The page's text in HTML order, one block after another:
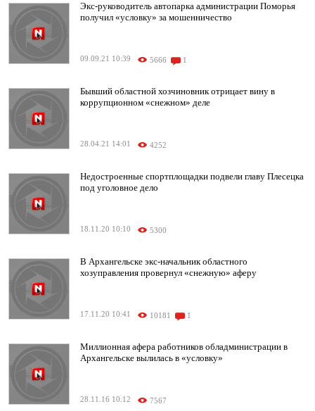
Экс-руководитель автопарка администрации Поморья
получил «условку» за мошенничество
09.09.21 10:39 5666 1
Бывший областной хозчиновник отрицает вину в
коррупционном «снежном» деле
28.04.21 14:01 4252
Недостроенные спортплощадки подвели главу Плесецка
под уголовное дело
18.11.20 10:10 5300
В Архангельске экс-начальник областного
хозуправления провернул «снежную» аферу
17.11.20 10:41 10181 1
Миллионная афера работников обладминистрации в
Архангельске вылилась в «условку»
28.11.16 10:12 7567